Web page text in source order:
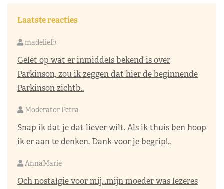
Laatste reacties
madelief3
Gelet op wat er inmiddels bekend is over
Parkinson, zou ik zeggen dat hier de beginnende
Parkinson zichtb..
Moderator Petra
Snap ik dat je dat liever wilt. Als ik thuis ben hoop
ik er aan te denken. Dank voor je begrip!..
AnnaMarie
Och nostalgie voor mij…mijn moeder was lezeres